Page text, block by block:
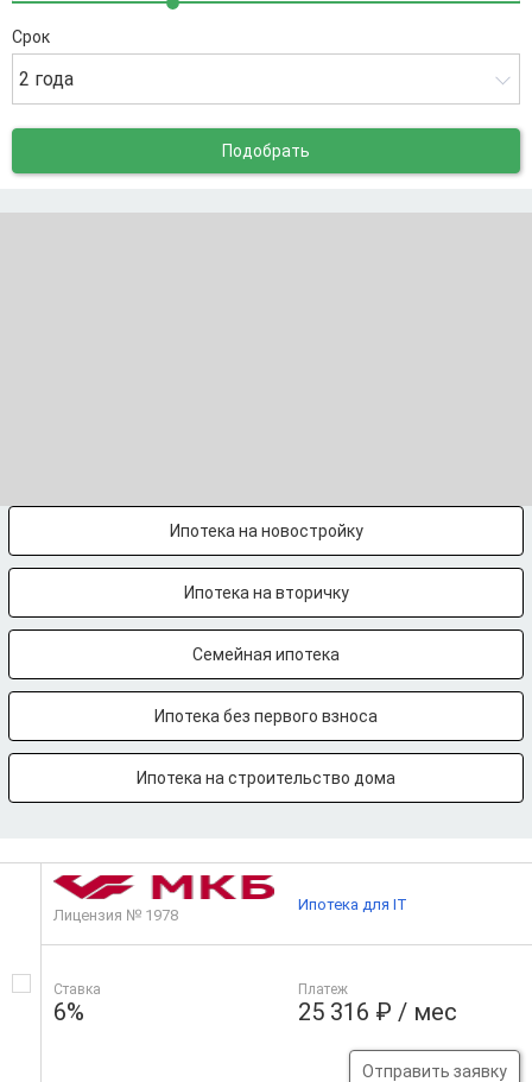
Срок
2 года
Подобрать
Ипотека на новостройку
Ипотека на вторичку
Семейная ипотека
Ипотека без первого взноса
Ипотека на строительство дома
Лицензия № 1978
Ставка
6%
Платеж
25 316 ₽ / мес
Отправить заявку
Ипотека для IT